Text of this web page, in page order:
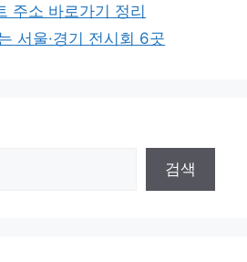
주소 바로가기 정리
서울·경기 전시회 6곳
검색